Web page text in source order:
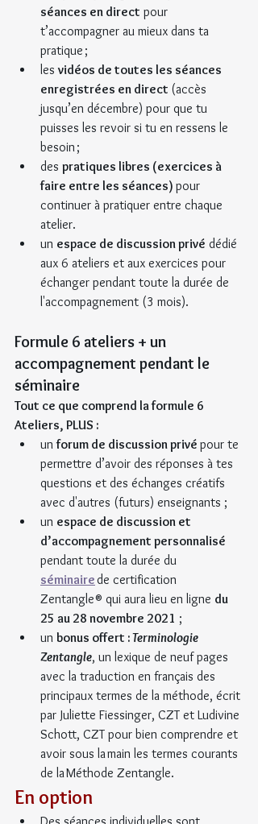
séances en direct pour
t’accompagner au mieux dans ta
pratique ;
les vidéos de toutes les séances
enregistrées en direct (accès
jusqu’en décembre) pour que tu
puisses les revoir si tu en ressens le
besoin ;
des pratiques libres (exercices à
faire entre les séances) pour
continuer à pratiquer entre chaque
atelier.
un espace de discussion privé dédié
aux 6 ateliers et aux exercices pour
échanger pendant toute la durée de
l'accompagnement (3 mois).
Formule 6 ateliers + un
accompagnement pendant le
séminaire
Tout ce que comprend la formule 6
Ateliers, PLUS :
un forum de discussion privé pour te
permettre d’avoir des réponses à tes
questions et des échanges créatifs
avec d'autres (futurs) enseignants ;
un espace de discussion et
d’accompagnement personnalisé
pendant toute la durée du
séminaire de certification
Zentangle® qui aura lieu en ligne du
25 au 28 novembre 2021 ;
un bonus offert : Terminologie
Zentangle, un lexique de neuf pages
avec la traduction en français des
principaux termes de la méthode, écrit
par Juliette Fiessinger, CZT et Ludivine
Schott, CZT pour bien comprendre et
avoir sous la main les termes courants
de la Méthode Zentangle.
En option